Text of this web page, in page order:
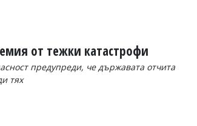
от тежки катастрофи
предупреди, че държавата отчита
тях